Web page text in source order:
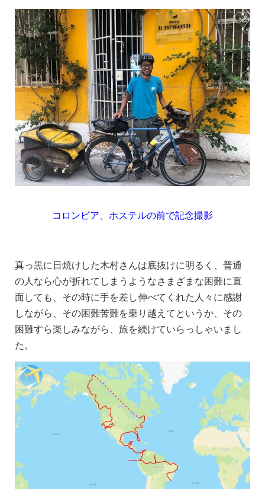
コロンビア、ホステルの前で記念撮影
真っ黒に日焼けした木村さんは底抜けに明るく、普通
の人なら心が折れてしまうようなさまざまな困難に直
面しても、その時に手を差し伸べてくれた人々に感謝
しながら、その困難苦難を乗り越えてというか、その
困難すら楽しみながら、旅を続けていらっしゃいまし
た。